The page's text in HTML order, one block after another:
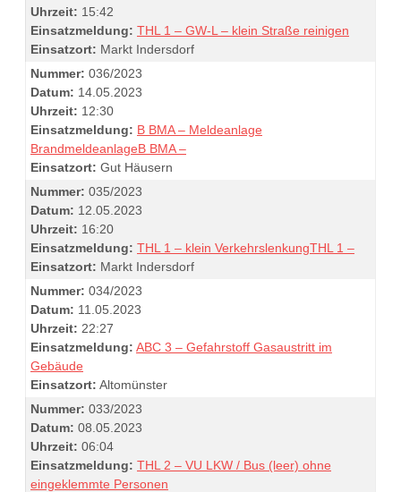
Uhrzeit: 15:42
Einsatzmeldung: THL 1 – GW-L – klein Straße reinigen
Einsatzort: Markt Indersdorf
Nummer: 036/2023
Datum: 14.05.2023
Uhrzeit: 12:30
Einsatzmeldung: B BMA – Meldeanlage
BrandmeldeanlageB BMA –
Einsatzort: Gut Häusern
Nummer: 035/2023
Datum: 12.05.2023
Uhrzeit: 16:20
Einsatzmeldung: THL 1 – klein VerkehrslenkungTHL 1 –
Einsatzort: Markt Indersdorf
Nummer: 034/2023
Datum: 11.05.2023
Uhrzeit: 22:27
Einsatzmeldung: ABC 3 – Gefahrstoff Gasaustritt im
Gebäude
Einsatzort: Altomünster
Nummer: 033/2023
Datum: 08.05.2023
Uhrzeit: 06:04
Einsatzmeldung: THL 2 – VU LKW / Bus (leer) ohne
eingeklemmte Personen